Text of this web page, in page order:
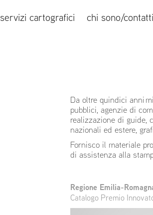
servizi cartografici chi sono/contatti
Da oltre quindici anni
pubblici, agenzie di
realizzazione di guide,
nazionali ed estere,
Fornisco il materiale
di assistenza alla
Regione Emilia-
Catalogo Premio